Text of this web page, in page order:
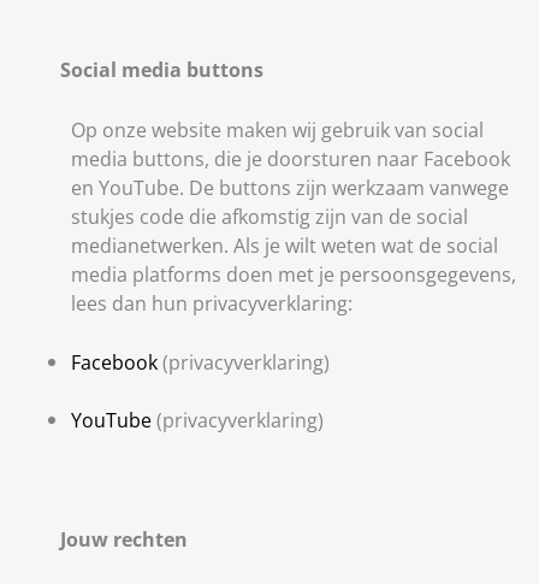
Social media buttons
Op onze website maken wij gebruik van social
media buttons, die je doorsturen naar Facebook
en YouTube. De buttons zijn werkzaam vanwege
stukjes code die afkomstig zijn van de social
medianetwerken. Als je wilt weten wat de social
media platforms doen met je persoonsgegevens,
lees dan hun privacyverklaring:
Facebook(privacyverklaring)
YouTube(privacyverklaring)
Jouw rechten